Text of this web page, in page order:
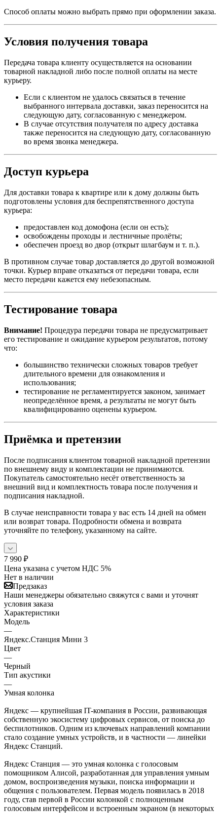
Способ оплаты можно выбрать прямо при оформлении заказа.
Условия получения товара
Передача товара клиенту осуществляется на основании
товарной накладной либо после полной оплаты на месте
курьеру.
Если с клиентом не удалось связаться в течение
выбранного интервала доставки, заказ переносится на
следующую дату, согласованную с менеджером.
В случае отсутствия получателя по адресу доставка
также переносится на следующую дату, согласованную
во время звонка менеджера.
Доступ курьера
Для доставки товара к квартире или к дому должны быть
подготовлены условия для беспрепятственного доступа
курьера:
предоставлен код домофона (если он есть);
освобождены проходы и лестничные пролёты;
обеспечен проезд во двор (открыт шлагбаум и т. п.).
В противном случае товар доставляется до другой возможной
точки. Курьер вправе отказаться от передачи товара, если
место передачи кажется ему небезопасным.
Тестирование товара
Внимание! Процедура передачи товара не предусматривает
его тестирование и ожидание курьером результатов, потому
что:
большинство технически сложных товаров требует
длительного времени для ознакомления и
использования;
тестирование не регламентируется законом, занимает
неопределённое время, а результаты не могут быть
квалифицированно оценены курьером.
Приёмка и претензии
После подписания клиентом товарной накладной претензии
по внешнему виду и комплектации не принимаются.
Покупатель самостоятельно несёт ответственность за
внешний вид и комплектность товара после получения и
подписания накладной.
В случае неисправности товара у вас есть 14 дней на обмен
или возврат товара. Подробности обмена и возврата
уточняйте по телефону, указанному на сайте.
7 990 ₽
Цена указана с учетом НДС 5%
Нет в наличии
Предзаказ
Наши менеджеры обязательно свяжутся с вами и уточнят
условия заказа
Характеристики
Модель
—
Яндекс.Станция Мини 3
Цвет
—
Черный
Тип акустики
—
Умная колонка
Яндекс — крупнейшая IT-компания в России, развивающая
собственную экосистему цифровых сервисов, от поиска до
беспилотников. Одним из ключевых направлений компании
стало создание умных устройств, и в частности — линейки
Яндекс Станций.
Яндекс Станция — это умная колонка с голосовым
помощником Алисой, разработанная для управления умным
домом, воспроизведения музыки, поиска информации и
общения с пользователем. Первая модель появилась в 2018
году, став первой в России колонкой с полноценным
голосовым интерфейсом и встроенным экраном (в некоторых